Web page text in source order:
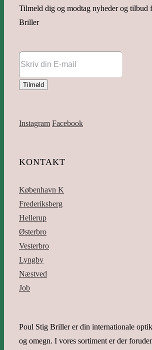
Tilmeld dig og modtag nyheder og tilbud
Briller
Instagram Facebook
KONTAKT
København K
Frederiksberg
Hellerup
Østerbro
Vesterbro
Lyngby
Næstved
Job
Poul Stig Briller er din internationale
og omegn. I vores sortiment er der